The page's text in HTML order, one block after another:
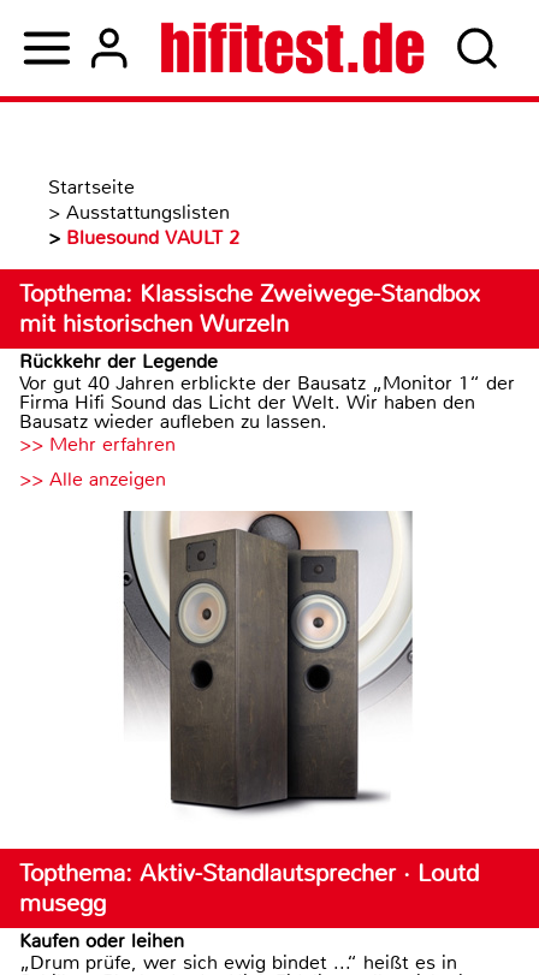
Startseite
> Ausstattungslisten
> Bluesound VAULT 2
Topthema: Klassische Zweiwege-Standbox
mit historischen Wurzeln
Rückkehr der Legende
Vor gut 40 Jahren erblickte der Bausatz „Monitor 1“ der
Firma Hifi Sound das Licht der Welt. Wir haben den
Bausatz wieder aufleben zu lassen.
>> Mehr erfahren
>> Alle anzeigen
Topthema: Aktiv-Standlautsprecher · Loutd
musegg
Kaufen oder leihen
„Drum prüfe, wer sich ewig bindet ...“ heißt es in